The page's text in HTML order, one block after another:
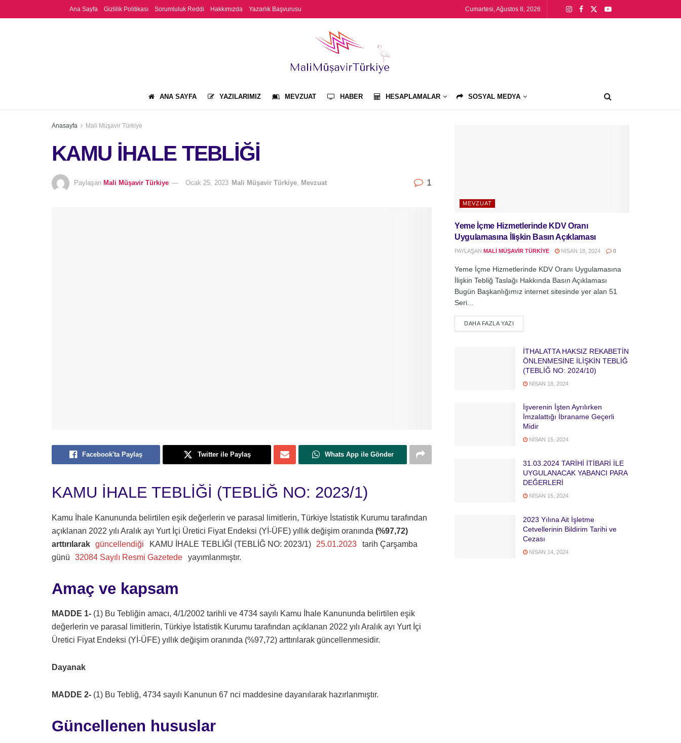
Ana Sayfa Gizlilik Politikası Sorumluluk Reddi Hakkımızda Yazarlık Başvurusu Cumartesi, Ağustos 8, 2026
ANA SAYFA YAZILARIMIZ MEVZUAT HABER HESAPLAMALAR SOSYAL MEDYA
Anasayfa Mali Müşavir Türkiye
KAMU İHALE TEBLİĞİ
Paylaşan Mali Müşavir Türkiye Ocak 25, 2023 Mali Müşavir Türkiye Mevzuat 1
Facebook'ta Paylaş Twitter ile Paylaş Whats App ile Gönder
KAMU İHALE TEBLİĞİ (TEBLİĞ NO: 2023/1)
Kamu İhale Kanununda belirtilen eşik değerlerin ve parasal limitlerin, Türkiye İstatistik Kurumu tarafından
açıklanan 2022 yılı Aralık ayı Yurt İçi Üretici Fiyat Endeksi (Yİ-ÜFE) yıllık değişim oranında (%97,72)
arttırılarak
güncellendiği KAMU İHALE TEBLİĞİ (TEBLİĞ NO: 2023/1) 25.01.2023
tarih Çarşamba
günü
32084 Sayılı Resmi Gazetede yayımlanmıştır.
Amaç ve kapsam
MADDE 1- (1) Bu Tebliğin amacı, 4/1/2002 tarihli ve 4734 sayılı Kamu İhale Kanununda belirtilen eşik
değerlerin ve parasal limitlerin, Türkiye İstatistik Kurumu tarafından açıklanan 2022 yılı Aralık ayı Yurt İçi
Üretici Fiyat Endeksi (Yİ-ÜFE) yıllık değişim oranında (%97,72) arttırılarak güncellenmesidir.
Dayanak
MADDE 2- (1) Bu Tebliğ, 4734 sayılı Kanunun 67 nci maddesine dayanılarak hazırlanmıştır.
Güncellenen hususlar
MEVZUAT
Yeme İçme Hizmetlerinde KDV Oranı
Uygulamasına İlişkin Basın Açıklaması
PAYLAŞAN MALI MÜŞAVIR TÜRKIYE NISAN 18, 2024 0
Yeme İçme Hizmetlerinde KDV Oranı Uygulamasına
İlişkin Tebliğ Taslağı Hakkında Basın Açıklaması
Bugün Başkanlığımız internet sitesinde yer alan 51
Seri...
DAHA FAZLA YAZI
İTHALATTA HAKSIZ REKABETİN
ÖNLENMESİNE İLİŞKİN TEBLİĞ
(TEBLİĞ NO: 2024/10)
NISAN 18, 2024
İşverenin İşten Ayrılırken
İmzalattığı İbraname Geçerli
Midir
NISAN 15, 2024
31.03.2024 TARİHİ İTİBARİ İLE
UYGULANACAK YABANCI PARA
DEĞERLERİ
NISAN 15, 2024
2023 Yılına Ait İşletme
Cetvellerinin Bildirim Tarihi ve
Cezası
NISAN 14, 2024